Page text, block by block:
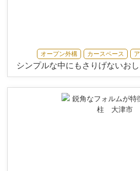
オープン外構 カースペース
シンプルな中にもさりげないお